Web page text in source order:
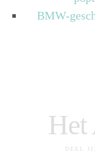
BMW-
Het
DEEL